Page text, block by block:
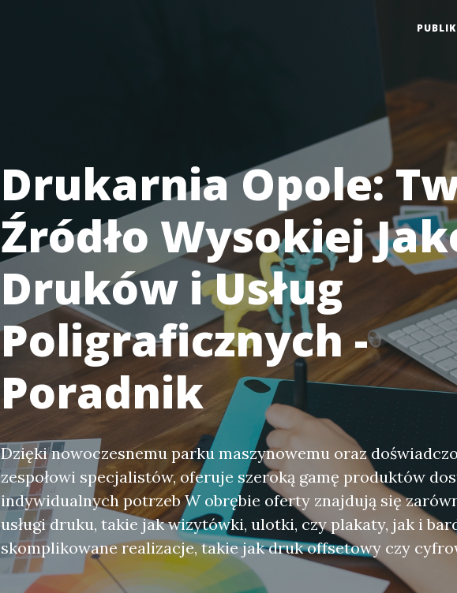
Drukarnia Opole:
Źródło Wysokiej
Druków i Usług
Poligraficznych -
Poradnik
Dzięki nowoczesnemu parku maszynowemu oraz
zespołowi specjalistów, oferuje szeroką gamę produktów
indywidualnych potrzeb W obrębie oferty znajdują się
usługi druku, takie jak wizytówki, ulotki, czy plakaty, jak i
skomplikowane realizacje, takie jak druk offsetowy czy